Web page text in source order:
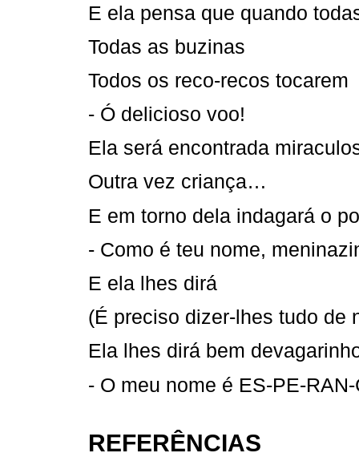
E ela pensa que quando
Todas as buzinas
Todos os reco-recos tocarem
- Ó delicioso voo!
Ela será encontrada
Outra vez criança…
E em torno dela indagará o
- Como é teu nome,
E ela lhes dirá
(É preciso dizer-lhes tudo de
Ela lhes dirá bem
- O meu nome é ES-PE-
REFERÊNCIAS